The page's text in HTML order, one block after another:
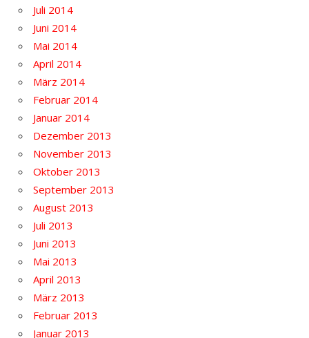
Juli 2014
Juni 2014
Mai 2014
April 2014
März 2014
Februar 2014
Januar 2014
Dezember 2013
November 2013
Oktober 2013
September 2013
August 2013
Juli 2013
Juni 2013
Mai 2013
April 2013
März 2013
Februar 2013
Januar 2013